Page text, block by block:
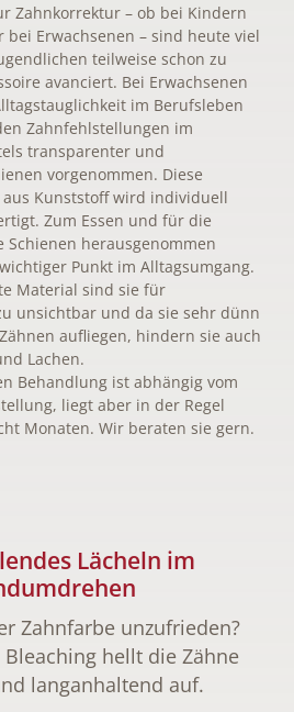
Zahnkorrektur – ob bei Kindern
bei Erwachsenen – sind heute viel
teilweise schon zu
avanciert. Bei Erwachsenen
im Berufsleben
Zahnfehlstellungen im
transparenter und
vorgenommen. Diese
Kunststoff wird individuell
Zum Essen und für die
Schienen herausgenommen
Punkt im Alltagsumgang.
Material sind sie für
unsichtbar und da sie sehr dünn
aufliegen, hindern sie auch
Lachen.
Behandlung ist abhängig vom
liegt aber in der Regel
Monaten. Wir beraten sie gern.
Lächeln im
Zahnfarbe unzufrieden?
hellt die Zähne
langanhaltend auf.